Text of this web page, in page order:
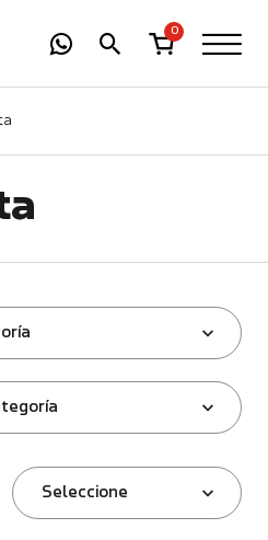
0
Seleccione